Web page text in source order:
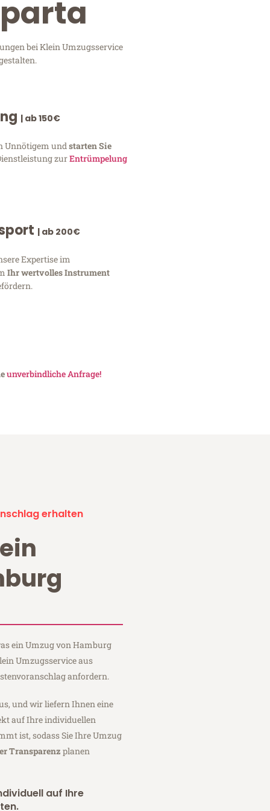
bei Klein Umzugsservice
| ab 150€
Unnötigem undstarten Sie
zurEntrümpelung
| ab 200€
Expertise im
Ihr wertvolles Instrument
unverbindliche Anfrage!
erhalten
ein Umzug von Hamburg
Umzugsservice aus
anfordern.
und wir liefern Ihnen eine
auf Ihre individuellen
ist, sodass Sie Ihre Umzug
Transparenz planen
auf Ihre